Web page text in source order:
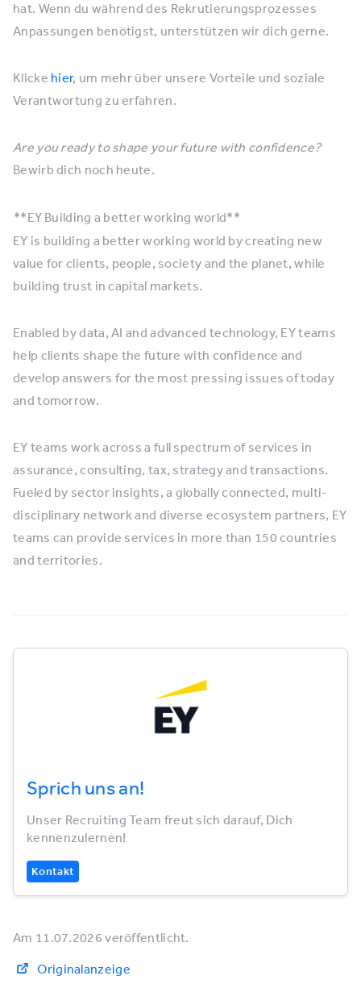
hat. Wenn du während des Rekrutierungsprozesses
Anpassungen benötigst, unterstützen wir dich gerne.
Klicke hier, um mehr über unsere Vorteile und soziale
Verantwortung zu erfahren.
Are you ready to shape your future with confidence?
Bewirb dich noch heute.
**EY Building a better working world**
EY is building a better working world by creating new
value for clients, people, society and the planet, while
building trust in capital markets.
Enabled by data, AI and advanced technology, EY teams
help clients shape the future with confidence and
develop answers for the most pressing issues of today
and tomorrow.
EY teams work across a full spectrum of services in
assurance, consulting, tax, strategy and transactions.
Fueled by sector insights, a globally connected, multi-
disciplinary network and diverse ecosystem partners, EY
teams can provide services in more than 150 countries
and territories.
Sprich uns an!
Unser Recruiting Team freut sich darauf, Dich
kennenzulernen!
Kontakt
Am 11.07.2026 veröffentlicht.
Originalanzeige